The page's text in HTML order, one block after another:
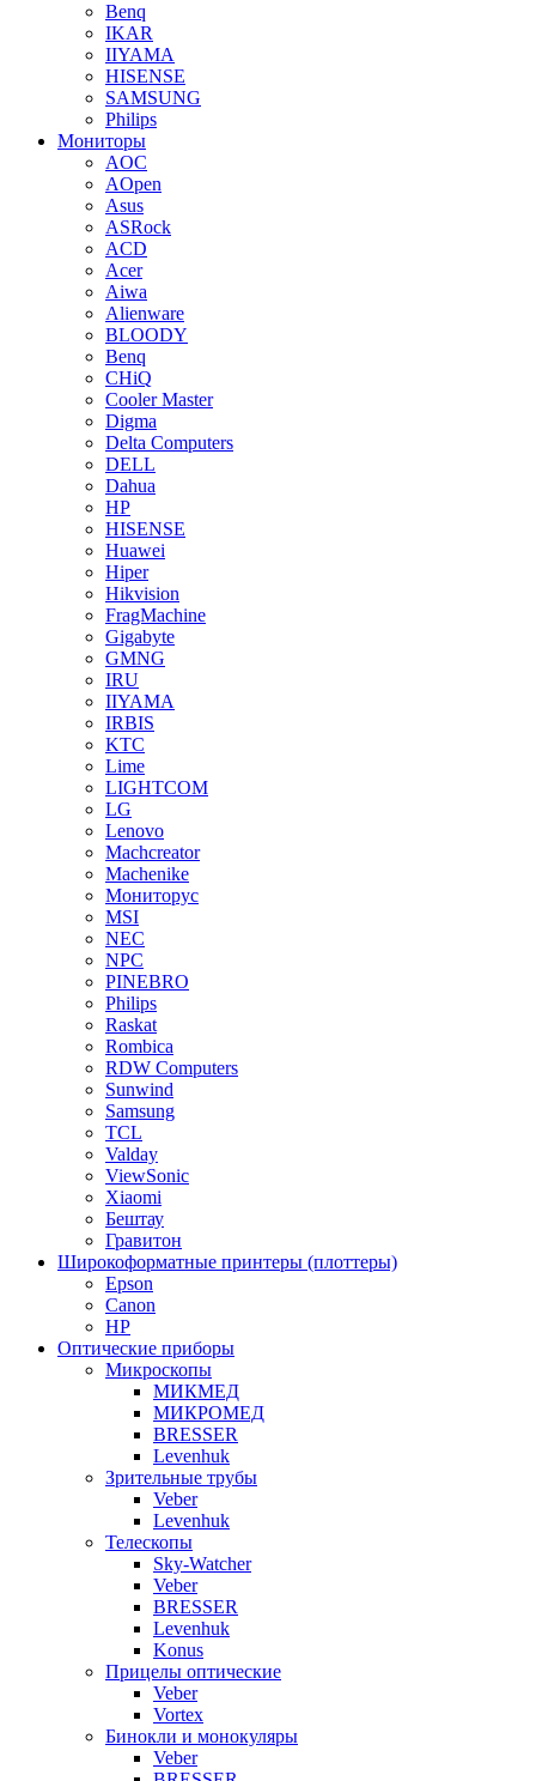
Benq
IKAR
IIYAMA
HISENSE
SAMSUNG
Philips
Мониторы
AOC
AOpen
Asus
ASRock
ACD
Acer
Aiwa
Alienware
BLOODY
Benq
CHiQ
Cooler Master
Digma
Delta Computers
DELL
Dahua
HP
HISENSE
Huawei
Hiper
Hikvision
FragMachine
Gigabyte
GMNG
IRU
IIYAMA
IRBIS
KTC
Lime
LIGHTCOM
LG
Lenovo
Machcreator
Machenike
Мониторус
MSI
NEC
NPC
PINEBRO
Philips
Raskat
Rombica
RDW Computers
Sunwind
Samsung
TCL
Valday
ViewSonic
Xiaomi
Бештау
Гравитон
Широкоформатные принтеры (плоттеры)
Epson
Canon
HP
Оптические приборы
Микроскопы
МИКМЕД
МИКРОМЕД
BRESSER
Levenhuk
Зрительные трубы
Veber
Levenhuk
Телескопы
Sky-Watcher
Veber
BRESSER
Levenhuk
Konus
Прицелы оптические
Veber
Vortex
Бинокли и монокуляры
Veber